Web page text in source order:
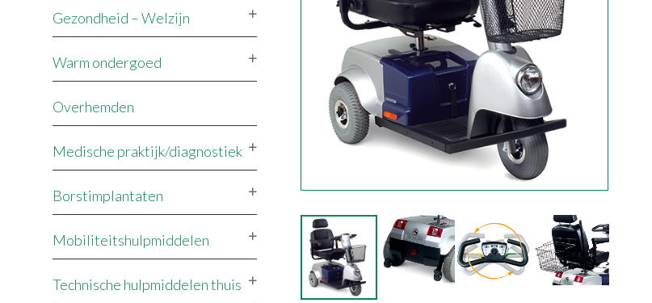
Gezondheid – Welzijn
Warm ondergoed
Overhemden
Medische praktijk/diagnostiek
Borstimplantaten
Mobiliteitshulpmiddelen
Technische hulpmiddelen thuis